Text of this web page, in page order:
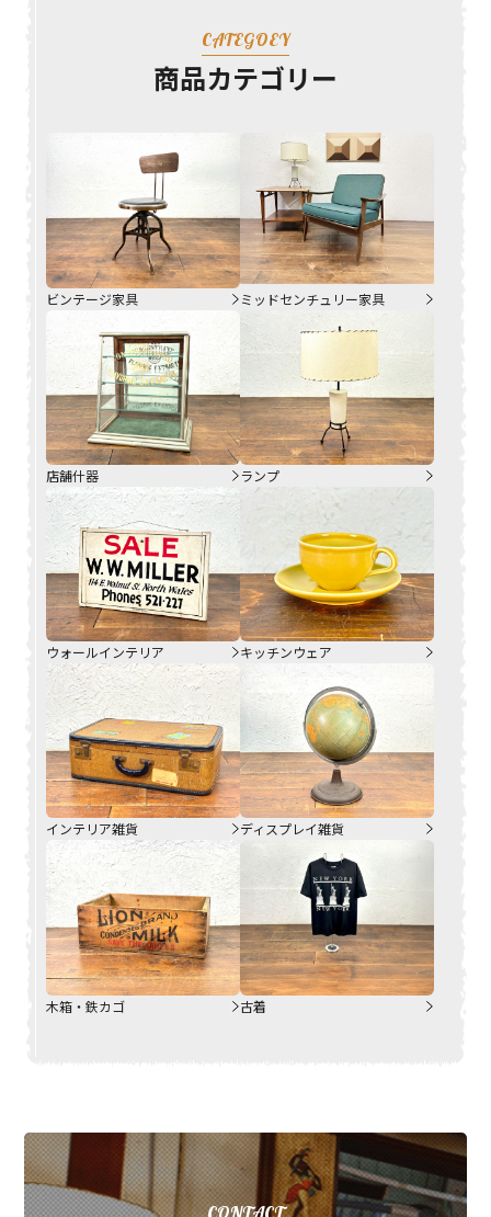
CATEGOEY
商品カテゴリー
ビンテージ家具 ミッドセンチュリー家具
店舗什器 ランプ
ウォールインテリア キッチンウェア
インテリア雑貨 ディスプレイ雑貨
木箱・鉄カゴ 古着
CONTACT